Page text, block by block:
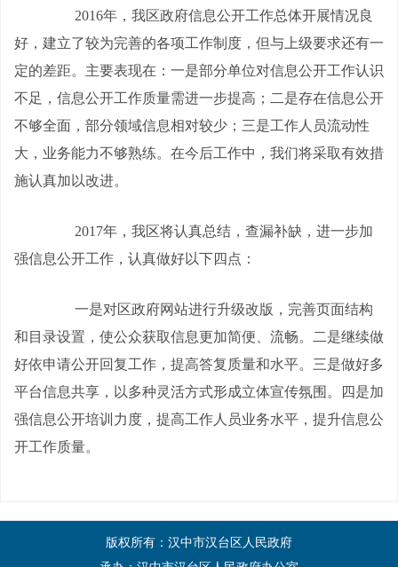
2016年，我区政府信息公开工作总体开展情况良
好，建立了较为完善的各项工作制度，但与上级要求还有一
定的差距。主要表现在：一是部分单位对信息公开工作认识
不足，信息公开工作质量需进一步提高；二是存在信息公开
不够全面，部分领域信息相对较少；三是工作人员流动性
大，业务能力不够熟练。在今后工作中，我们将采取有效措
施认真加以改进。
2017年，我区将认真总结，查漏补缺，进一步加
强信息公开工作，认真做好以下四点：
一是对区政府网站进行升级改版，完善页面结构
和目录设置，使公众获取信息更加简便、流畅。二是继续做
好依申请公开回复工作，提高答复质量和水平。三是做好多
平台信息共享，以多种灵活方式形成立体宣传氛围。四是加
强信息公开培训力度，提高工作人员业务水平，提升信息公
开工作质量。
版权所有：汉中市汉台区人民政府